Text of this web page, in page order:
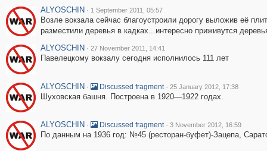
ALYOSCHIN · 1 September 2011, 05:57
Возле вокзала сейчас благоустроили дорогу выложив её
разместили деревья в кадках...интересно приживутся
ALYOSCHIN · 27 November 2011, 14:41
Павелецкому вокзалу сегодня исполнилось 111 лет
ALYOSCHIN · Discussed fragment · 25 January 2012, 17:38
Шуховская башня. Построена в 1920—1922 годах.
ALYOSCHIN · Discussed fragment · 3 November 2012, 16:59
По данным на 1936 год: №45 (ресторан-буфет)-Зацепа,